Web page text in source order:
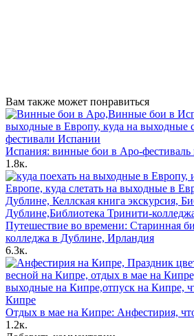
Вам также может понравиться
Испания: винные бои в Аро-фестиваль
1.8к.
Путешествие во времени: Старинная
колледжа в Дублине, Ирландия
6.3к.
Отдых в мае на Кипре: Анфестирия,
1.2к.